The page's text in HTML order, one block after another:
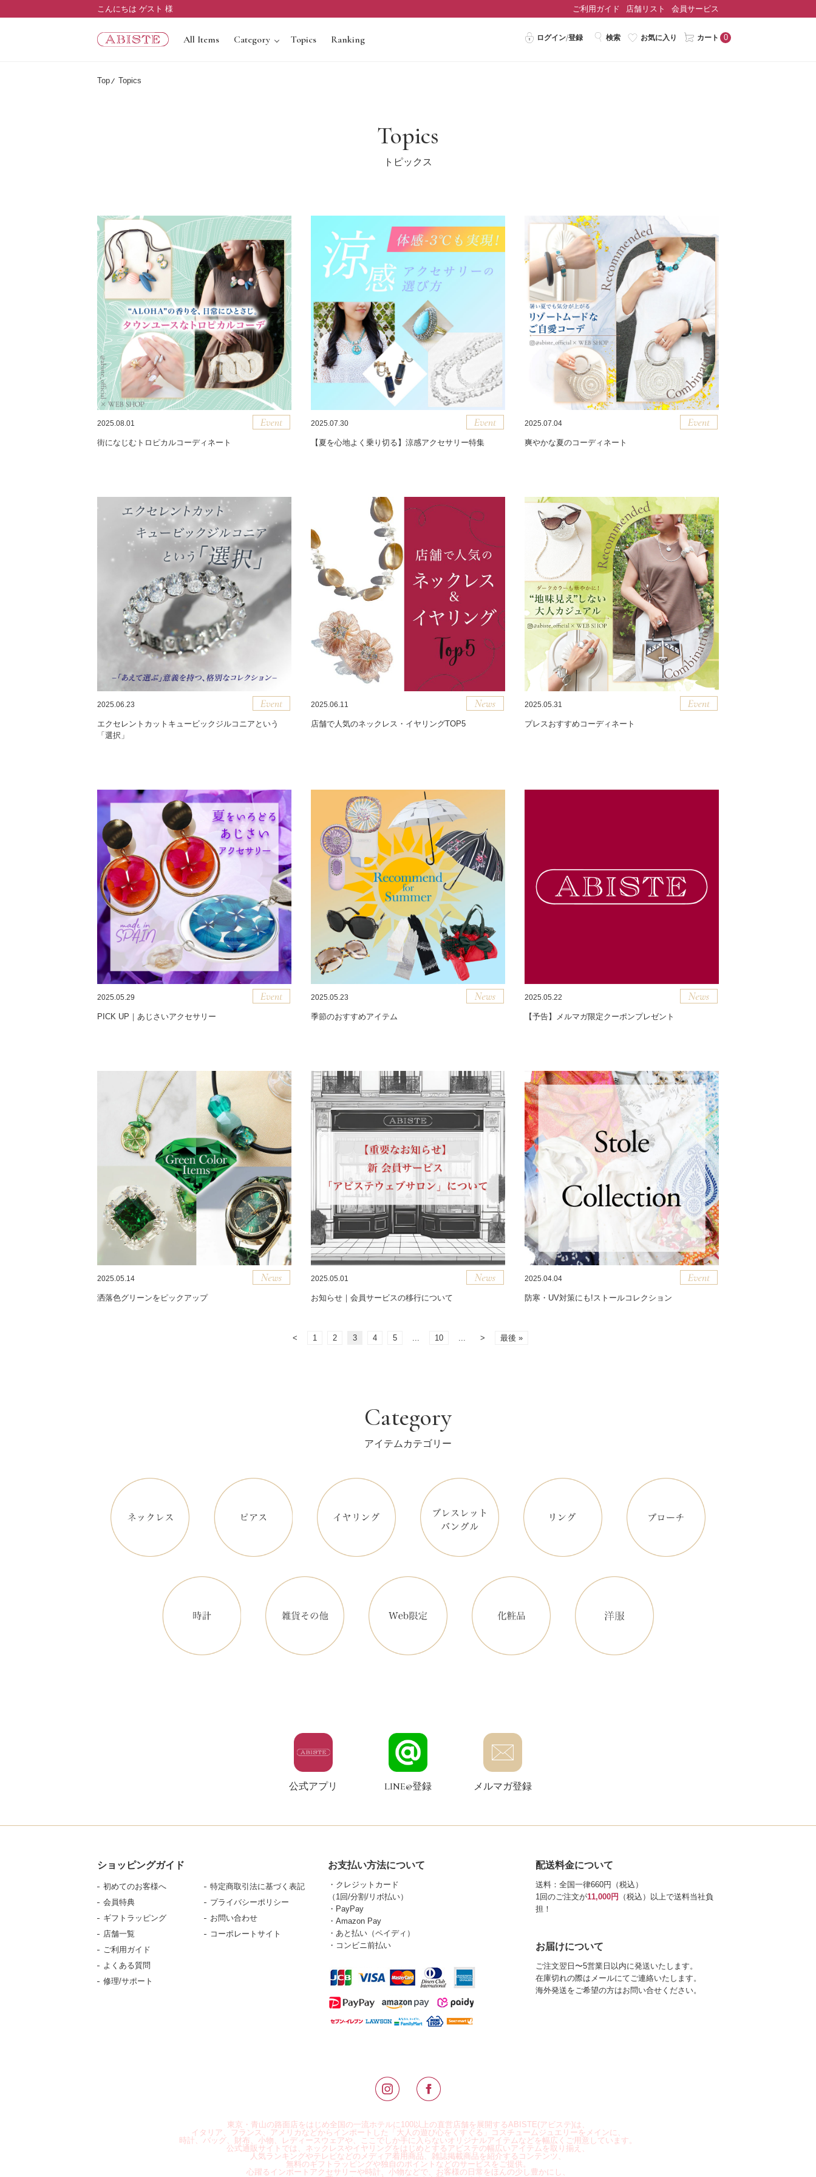
こんにちは ゲスト 様 ご利用ガイド 店舗リスト 会員サービス
All Items Category Topics Ranking ログイン/登録 検索 お気に入り カート 0
Top Topics
Topics
トピックス
2025.08.01
街になじむトロピカルコーディネート
2025.07.30
【夏を心地よく乗り切る】涼感アクセサリー特集
2025.07.04
爽やかな夏のコーディネート
2025.06.23
エクセレントカットキュービックジルコニアという
「選択」
2025.06.11
店舗で人気のネックレス・イヤリングTOP5
2025.05.31
プレスおすすめコーディネート
2025.05.29
PICK UP｜あじさいアクセサリー
2025.05.23
季節のおすすめアイテム
2025.05.22
【予告】メルマガ限定クーポンプレゼント
2025.05.14
洒落色グリーンをピックアップ
2025.05.01
お知らせ｜会員サービスの移行について
2025.04.04
防寒・UV対策にも!ストールコレクション
< 1 2 3 4 5 ... 10 ... > 最後 »
Category
アイテムカテゴリー
公式アプリ LINE@登録 メルマガ登録
ショッピングガイド
初めてのお客様へ
会員特典
ギフトラッピング
店舗一覧
ご利用ガイド
よくある質問
修理/サポート
特定商取引法に基づく表記
プライバシーポリシー
お問い合わせ
コーポレートサイト
お支払い方法について
・クレジットカード
（1回/分割/リボ払い）
・PayPay
・Amazon Pay
・あと払い（ペイディ）
・コンビニ前払い
配送料金について
送料：全国一律660円（税込）
1回のご注文が11,000円
（税込）以上で送料当社負
担！
お届けについて
ご注文翌日〜5営業日以内に発送いたします。
在庫切れの際はメールにてご連絡いたします。
海外発送をご希望の方はお問い合せください。
東京・青山の路面店をはじめ全国の一流ホテルに100以上の直営店舗を展開するABISTE(アビステ)は、
イタリア、フランス、アメリカなどからインポートした「大人の遊び心をくすぐる」コスチュームジュエリーをメインに、
時計、バッグ、財布、小物、レディースウェアや、ここでしか手に入らないオリジナルアイテムなどを幅広くご用意しています。
公式通販サイトでは、ネックレスやイヤリングをはじめとするアビステの幅広いアイテムを取り揃え、
人気ランキングやテレビなどのメディア着用商品、雑誌掲載商品を紹介するコンテンツ、
無料のギフトラッピングや独自のポイントなどのサービスをご提供。
心躍るインポートアクセサリーや時計、小物などで、お客様の日常をほんの少し豊かにし、